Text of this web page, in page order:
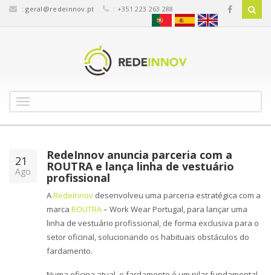
:geral@redeinnov.pt : +351 223 263 288
o
g
l
e
v
i
g
a
o
21
Ago
RedeInnov anuncia parceria com a
ROUTRA e lança linha de vestuário
profissional
ARedeInnov desenvolveu uma parceria estratégica com a
marca ROUTRA– Work Wear Portugal, para lançar uma
linha de vestuário profissional, de forma exclusiva para o
setor oficinal, solucionando os habituais obstáculos do
fardamento.